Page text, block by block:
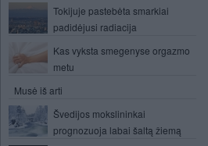
Tokijuje pastebėta smarkiai
padidėjusi radiacija
Kas vyksta smegenyse orgazmo
metu
Musė iš arti
Švedijos mokslininkai
prognozuoja labai šaltą žiemą